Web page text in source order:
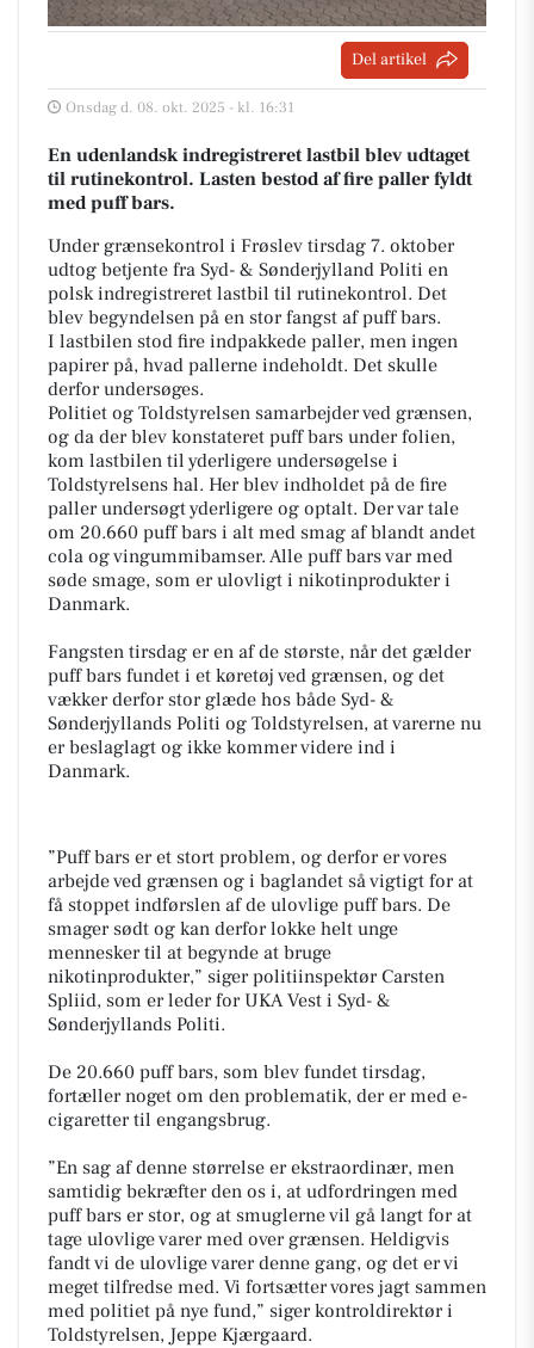
Del artikel
Onsdag d. 08. okt. 2025 - kl. 16:31
En udenlandsk indregistreret lastbil blev udtaget
til rutinekontrol. Lasten bestod af fire paller fyldt
med puff bars.
Under grænsekontrol i Frøslev tirsdag 7. oktober
udtog betjente fra Syd- & Sønderjylland Politi en
polsk indregistreret lastbil til rutinekontrol. Det
blev begyndelsen på en stor fangst af puff bars.
I lastbilen stod fire indpakkede paller, men ingen
papirer på, hvad pallerne indeholdt. Det skulle
derfor undersøges.
Politiet og Toldstyrelsen samarbejder ved grænsen,
og da der blev konstateret puff bars under folien,
kom lastbilen til yderligere undersøgelse i
Toldstyrelsens hal. Her blev indholdet på de fire
paller undersøgt yderligere og optalt. Der var tale
om 20.660 puff bars i alt med smag af blandt andet
cola og vingummibamser. Alle puff bars var med
søde smage, som er ulovligt i nikotinprodukter i
Danmark.
Fangsten tirsdag er en af de største, når det gælder
puff bars fundet i et køretøj ved grænsen, og det
vækker derfor stor glæde hos både Syd- &
Sønderjyllands Politi og Toldstyrelsen, at varerne nu
er beslaglagt og ikke kommer videre ind i
Danmark.
”Puff bars er et stort problem, og derfor er vores
arbejde ved grænsen og i baglandet så vigtigt for at
få stoppet indførslen af de ulovlige puff bars. De
smager sødt og kan derfor lokke helt unge
mennesker til at begynde at bruge
nikotinprodukter,” siger politiinspektør Carsten
Spliid, som er leder for UKA Vest i Syd- &
Sønderjyllands Politi.
De 20.660 puff bars, som blev fundet tirsdag,
fortæller noget om den problematik, der er med e-
cigaretter til engangsbrug.
”En sag af denne størrelse er ekstraordinær, men
samtidig bekræfter den os i, at udfordringen med
puff bars er stor, og at smuglerne vil gå langt for at
tage ulovlige varer med over grænsen. Heldigvis
fandt vi de ulovlige varer denne gang, og det er vi
meget tilfredse med. Vi fortsætter vores jagt sammen
med politiet på nye fund,” siger kontroldirektør i
Toldstyrelsen, Jeppe Kjærgaard.